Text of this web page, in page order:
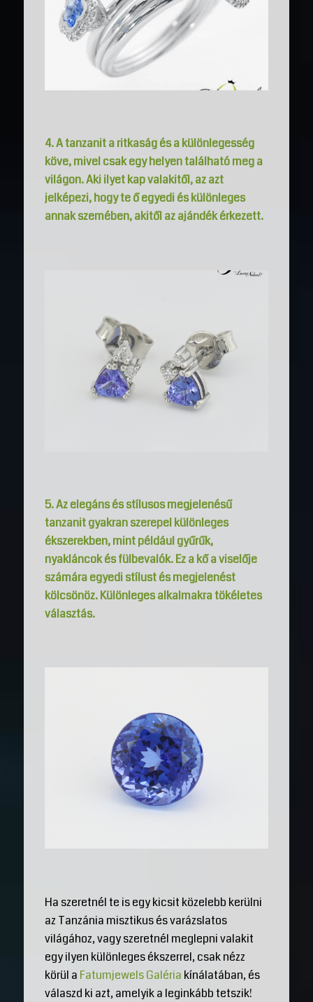
4. A tanzanit a ritkaság és a különlegesség
köve, mivel csak egy helyen található meg a
világon. Aki ilyet kap valakitől, az azt
jelképezi, hogy te ő egyedi és különleges
annak szemében, akitől az ajándék érkezett.
5. Az elegáns és stílusos megjelenésű
tanzanit gyakran szerepel különleges
ékszerekben, mintpéldául gyűrűk,
nyakláncok és fülbevalók. Ez a kő a viselője
számára egyedi stílust és megjelenést
kölcsönöz. Különleges alkalmakra tökéletes
választás.
Ha szeretnél te is egy kicsit közelebb kerülni
az Tanzánia misztikus és varázslatos
világához, vagy szeretnél meglepni valakit
egy ilyen különleges ékszerrel, csak nézz
körül a Fatumjewels Galéria kínálatában, és
válaszd ki azt, amelyik a leginkább tetszik!